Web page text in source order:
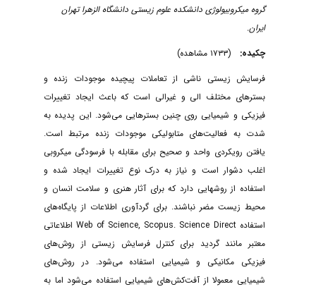
گروه میکروبیولوژی دانشکده علوم زیستی دانشگاه الزهرا تهران
ایران.
چکیده:
فرسایش زیستی ناشی از تعاملات پیچیده موجودات زنده و
بسترهای مختلف الی و غیرالی است که باعث ایجاد تغییرات
فیزیکی و شیمیایی روی چنین بسترهایی می‌شود. این پدیده به
شدت به فعالیت‌های متابولیکی موجودات زنده مرتبط است.
یافتن رویکردی واحد و صحیح برای مقابله با فرسودگی میکروبی
اغلب دشوار است و نیاز به درک نوع تغییرات ایجاد شده و
استفاده از روشهایی دارد که برای آثار هنری و سلامت انسان و
محیط زیست مضر نباشند. برای گردآوری اطلاعات از پایگاه‌های
استفاده Web of Science, Scopus. Science Direct اطلاعاتی
معتبر مانند گردید برای کنترل فرسایش زیستی از روش‌های
فیزیکی مکانیکی و شیمیایی استفاده می‌شود. در روش‌های
شیمیایی معمولا از آفت‌کش‌های شیمیایی استفاده می‌شود اما به